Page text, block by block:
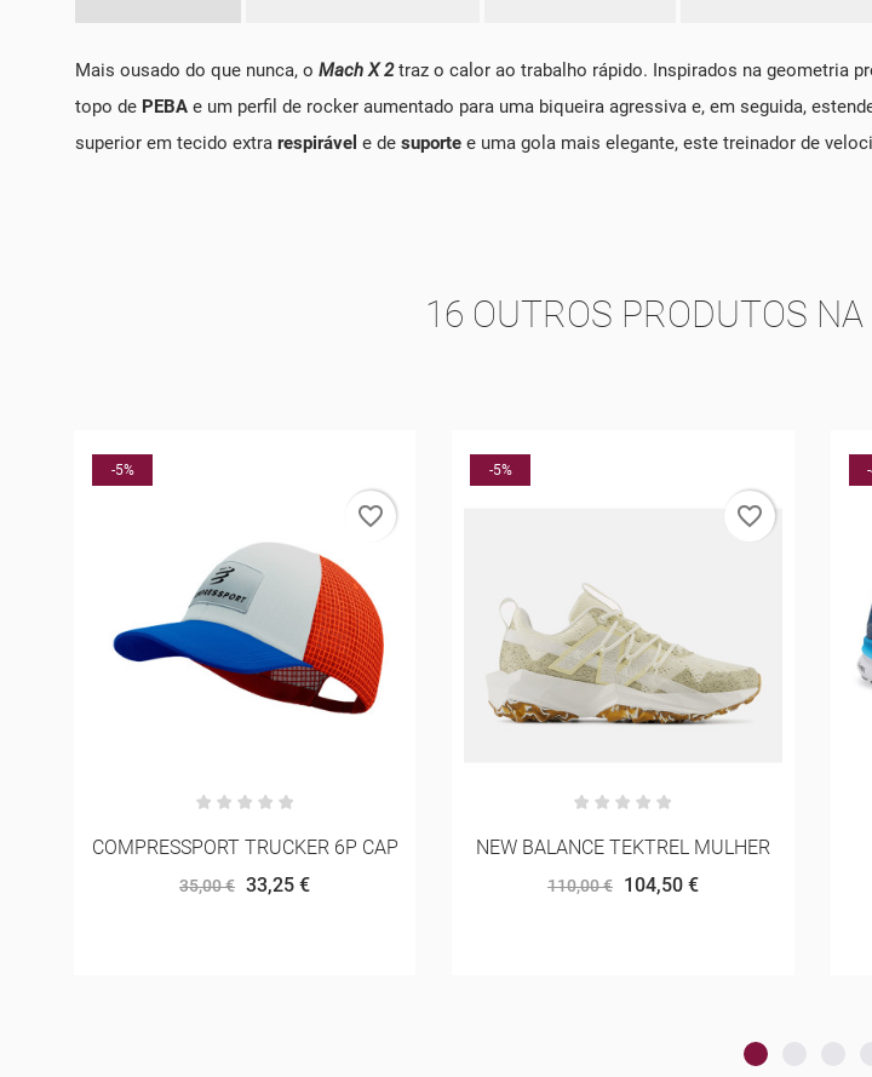
Mais ousado do que nunca, o Mach X 2traz o calor ao trabalho rápido. Inspirados na geometria
topo de PEBA e um perfil de rocker aumentado para uma biqueira agressiva e, em seguida,
superior em tecido extra respirável e de suporte e uma gola mais elegante, este treinador de
16 OUTROS PRODUTOS
-5%
COMPRESSPORT TRUCKER 6P CAP
35,00 € 33,25 €
favorite_border
-5%
NEW BALANCE TEKTREL MULHER
110,00 € 104,50 €
favorite_border